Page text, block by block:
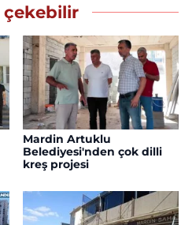
çekebilir
Mardin Artuklu
Belediyesi'nden çok dilli
kreş projesi